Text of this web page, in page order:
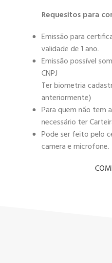
Requesitos para
Emissão para
validade de 1 ano.
Emissão possível
CNPJ
Ter biometria
anteriormente)
Para quem não tem
necessário ter
Pode ser feito pelo
camera e microfone.